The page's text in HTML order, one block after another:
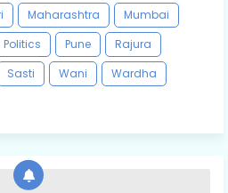
Maharashtra
Mumbai
Politics Pune
Rajura
Sasti Wani
Wardha